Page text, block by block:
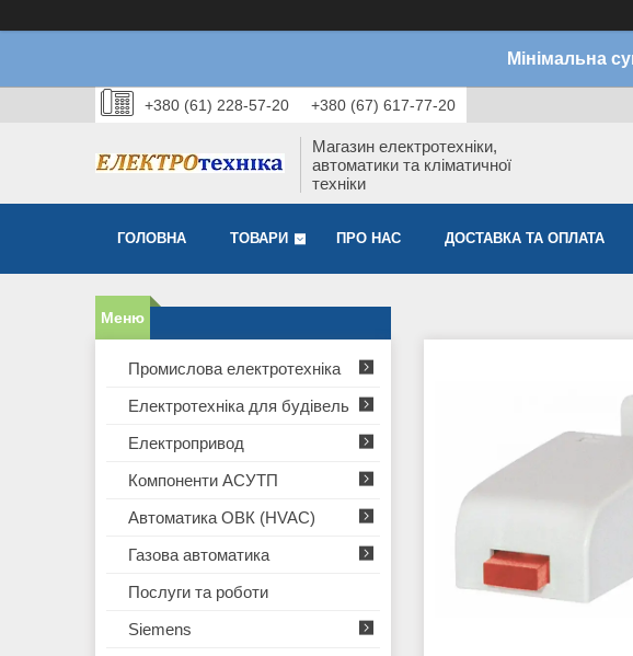
Мінімальна
+380 (61) 228-57-20 +380 (67) 617-77-20
Магазин електротехніки,
автоматики та кліматичної
техніки
ГОЛОВНА ТОВАРИ ПРО НАС ДОСТАВКА ТА ОПЛАТА
Промислова електротехніка
Електротехніка для будівель
Електропривод
Компоненти АСУТП
Автоматика ОВК (HVAC)
Газова автоматика
Послуги та роботи
Siemens